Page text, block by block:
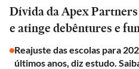
Dívida da Apex
e atinge debêntures e
Reajuste das escolas para
últimos anos, diz estudo.